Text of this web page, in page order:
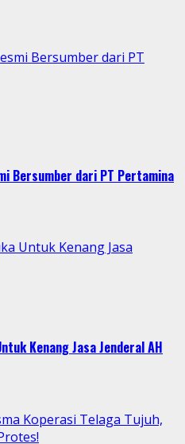
Bersumber dari PT
Bersumber dari PT Pertamina
Untuk Kenang Jasa
Kenang Jasa Jenderal AH
Koperasi Telaga Tujuh,